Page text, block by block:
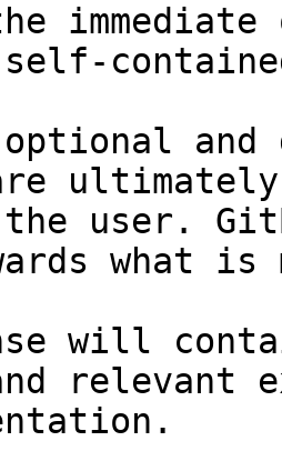
and
user.
what
will
relevant